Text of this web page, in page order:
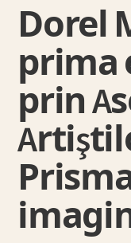
Dorel
prima
prin